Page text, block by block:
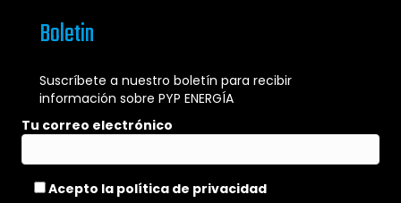
Boletin
Suscríbete a nuestro boletín para recibir
información sobre PYP ENERGÍA
Tu correo electrónico
Acepto la política de privacidad